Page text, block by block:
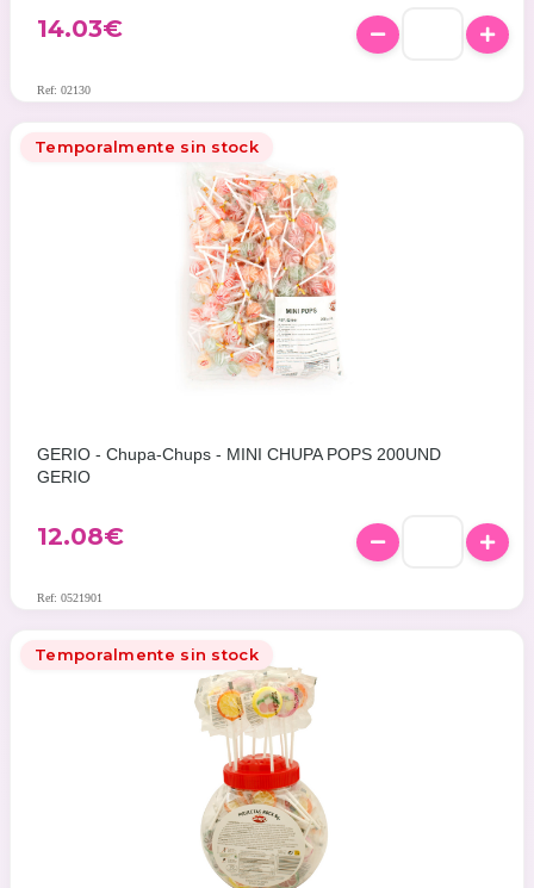
14.03€
Ref: 02130
Temporalmente sin stock
GERIO - Chupa-Chups - MINI CHUPA POPS 200UND
GERIO
12.08€
Ref: 0521901
Temporalmente sin stock